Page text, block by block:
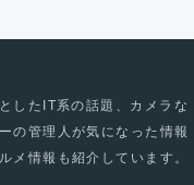
したIT系の話題、カメラな
の管理人が気になった情報
メ情報も紹介しています。